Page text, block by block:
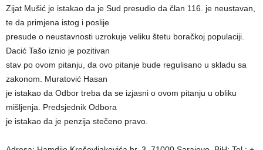
Zijat Mušić je istakao da je Sud presudio da član 116. je neustavan,
te da primjena istog i poslije
presude o neustavnosti uzrokuje veliku štetu boračkoj populaciji.
Dacić Tašo iznio je pozitivan
stav po ovom pitanju, da ovo pitanje bude regulisano u skladu sa
zakonom. Muratović Hasan
je istakao da Odbor treba da se izjasni o ovom pitanju u obliku
mišljenja. Predsjednik Odbora
je istakao da je penzija stečeno pravo.